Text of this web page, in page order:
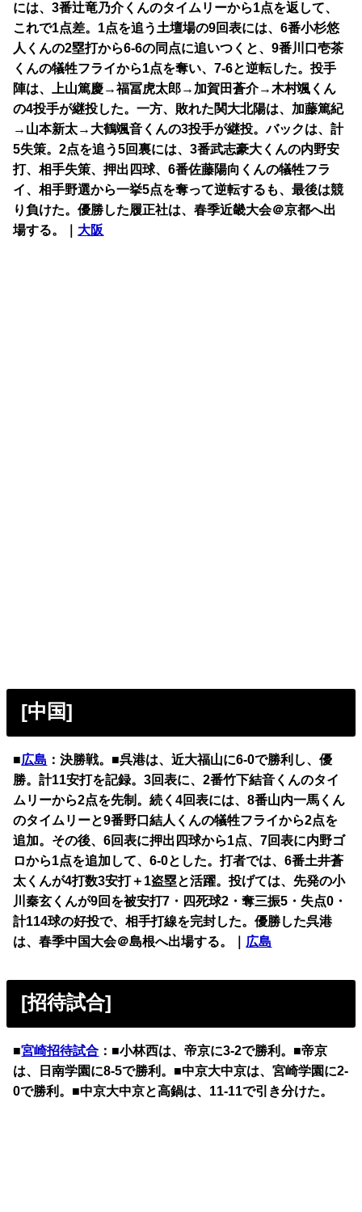
には、3番辻竜乃介くんのタイムリーから1点を返して、
これで1点差。1点を追う土壇場の9回表には、6番小杉悠
人くんの2塁打から6-6の同点に追いつくと、9番川口壱茶
くんの犠牲フライから1点を奪い、7-6と逆転した。投手
陣は、上山篤慶→福冨虎太郎→加賀田蒼介→木村颯くん
の4投手が継投した。一方、敗れた関大北陽は、加藤篤紀
→山本新太→大鶴颯音くんの3投手が継投。バックは、計
5失策。2点を追う5回裏には、3番武志豪大くんの内野安
打、相手失策、押出四球、6番佐藤陽向くんの犠牲フラ
イ、相手野選から一挙5点を奪って逆転するも、最後は競
り負けた。優勝した履正社は、春季近畿大会＠京都へ出
場する。｜ 大阪
[中国]
■広島 ：決勝戦。■呉港は、近大福山に6-0で勝利し、優
勝。計11安打を記録。3回表に、2番竹下結音くんのタイ
ムリーから2点を先制。続く4回表には、8番山内一馬くん
のタイムリーと9番野口結人くんの犠牲フライから2点を
追加。その後、6回表に押出四球から1点、7回表に内野ゴ
ロから1点を追加して、6-0とした。打者では、6番土井蒼
太くんが4打数3安打＋1盗塁と活躍。投げては、先発の小
川秦玄くんが9回を被安打7・四死球2・奪三振5・失点0・
計114球の好投で、相手打線を完封した。優勝した呉港
は、春季中国大会＠島根へ出場する。｜ 広島
[招待試合]
■宮崎招待試合 ：■小林西は、帝京に3-2で勝利。■帝京
は、日南学園に8-5で勝利。■中京大中京は、宮崎学園に2-
0で勝利。■中京大中京と高鍋は、11-11で引き分けた。